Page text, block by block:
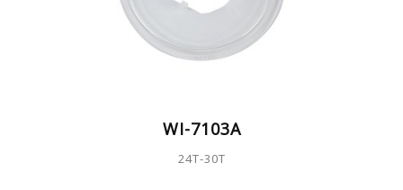
WI-7103A
24T-30T